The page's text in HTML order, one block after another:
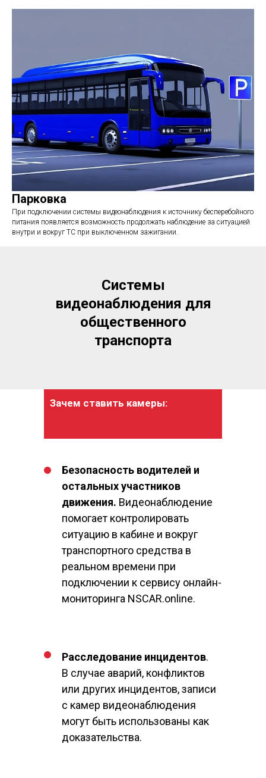
Парковка
При подключении системы видеонаблюдения к источнику бесперебойного
питания появляется возможность продолжать наблюдение за ситуацией
внутри и вокруг ТС при выключенном зажигании.
Системы
видеонаблюдения для
общественного
транспорта
Зачем ставить камеры:
Безопасность водителей и
остальных участников
движения. Видеонаблюдение
помогает контролировать
ситуацию в кабине и вокруг
транспортного средства в
реальном времени при
подключении к сервису онлайн-
мониторинга NSCAR.online.
Расследование инцидентов.
В случае аварий, конфликтов
или других инцидентов, записи
с камер видеонаблюдения
могут быть использованы как
доказательства.